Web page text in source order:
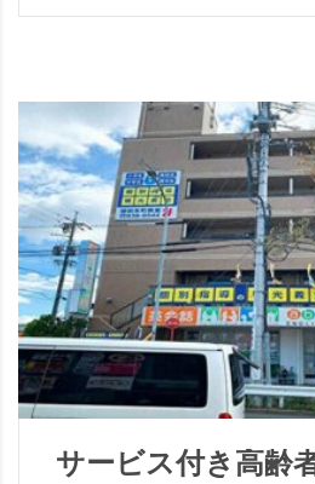
サービス付き高齢